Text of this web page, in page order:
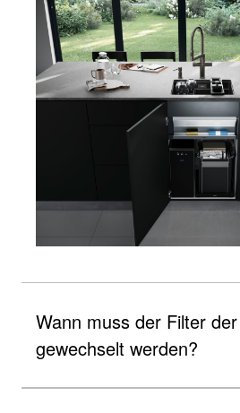
Wann muss der Filter
gewechselt werden?